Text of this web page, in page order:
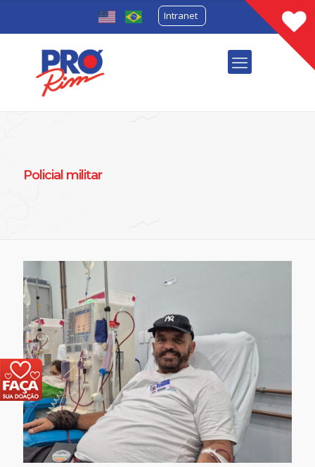
Intranet
Policial militar